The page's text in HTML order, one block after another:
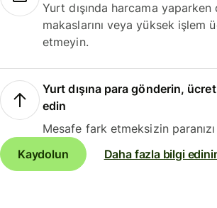
Yurt dışında harcama
makaslarını veya yüksek işlem
etmeyin.
Yurt dışına para gönderin,
edin
Mesafe fark etmeksizin paranızı
Kaydolun
Daha fazla bilgi